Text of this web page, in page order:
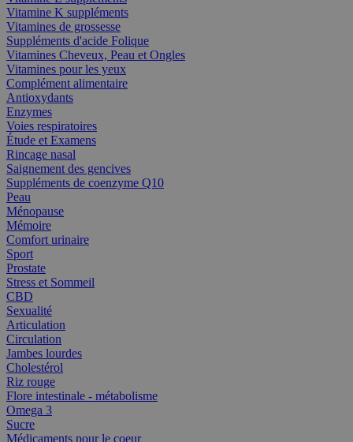
Vitamine K suppléments
Vitamines de grossesse
Suppléments d'acide Folique
Vitamines Cheveux, Peau et Ongles
Vitamines pour les yeux
Complément alimentaire
Antioxydants
Enzymes
Voies respiratoires
Étude et Examens
Rincage nasal
Saignement des gencives
Suppléments de coenzyme Q10
Peau
Ménopause
Mémoire
Comfort urinaire
Sport
Prostate
Stress et Sommeil
CBD
Sexualité
Articulation
Circulation
Jambes lourdes
Cholestérol
Riz rouge
Flore intestinale - métabolisme
Omega 3
Sucre
Médicaments pour le coeur